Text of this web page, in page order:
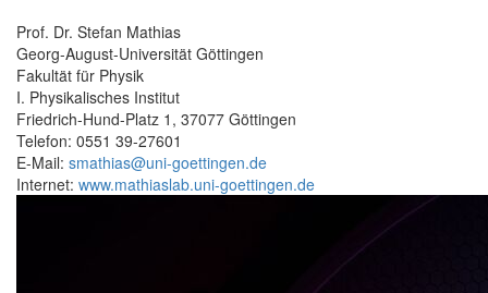
Prof. Dr. Stefan Mathias
Georg-August-Universität Göttingen
Fakultät für Physik
I. Physikalisches Institut
Friedrich-Hund-Platz 1, 37077 Göttingen
Telefon: 0551 39-27601
E-Mail: smathias@uni-goettingen.de
Internet: www.mathiaslab.uni-goettingen.de